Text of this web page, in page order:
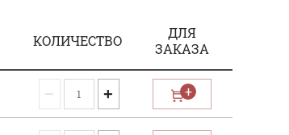
КОЛИЧЕСТВО
ДЛЯ
ЗАКАЗА
− +